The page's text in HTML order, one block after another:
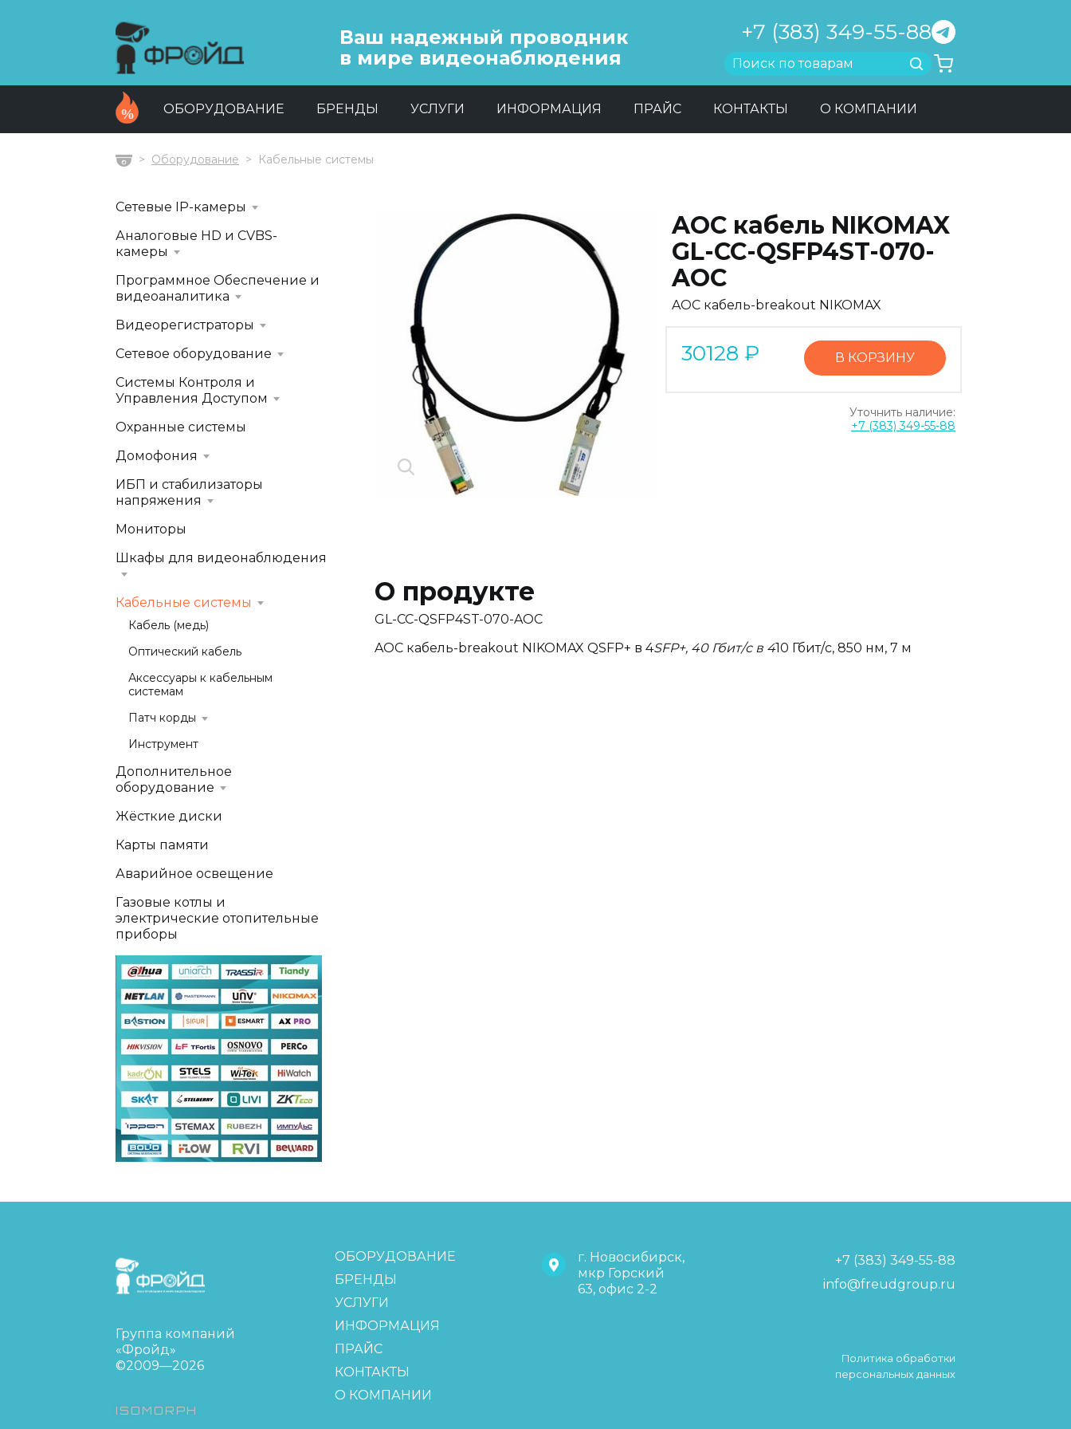
Ваш надежный проводник
в мире видеонаблюдения
+7 (383) 349-55-88
Найти
ОБОРУДОВАНИЕ БРЕНДЫ УСЛУГИ ИНФОРМАЦИЯ ПРАЙС КОНТАКТЫ О КОМПАНИИ
ГлавнаяОборудование Кабельные системы
AOC кабель NIKOMAX
GL-CC-QSFP4ST-070-
AOC
AOC кабель-breakout NIKOMAX
30128 ₽ В КОРЗИНУ
Уточнить наличие:
+7 (383) 349-55-88
О продукте
GL-CC-QSFP4ST-070-AOC
AOC кабель-breakout NIKOMAX QSFP+ в 4SFP+, 40 Гбит/с в 410 Гбит/с, 850 нм, 7 м
Сетевые IP-камеры
Аналоговые HD и CVBS-
камеры
Программное Обеспечение и
видеоаналитика
Видеорегистраторы
Сетевое оборудование
Системы Контроля и
Управления Доступом
Охранные системы
Домофония
ИБП и стабилизаторы
напряжения
Мониторы
Шкафы для видеонаблюдения
Кабельные системы
Кабель (медь)
Оптический кабель
Аксессуары к кабельным
системам
Патч корды
Инструмент
Дополнительное
оборудование
Жёсткие диски
Карты памяти
Аварийное освещение
Газовые котлы и
электрические отопительные
приборы
FreudGroup
Группа компаний
«Фройд»
©2009—2026
ISOMORPH
ОБОРУДОВАНИЕ
БРЕНДЫ
УСЛУГИ
ИНФОРМАЦИЯ
ПРАЙС
КОНТАКТЫ
О КОМПАНИИ
г. Новосибирск,
мкр Горский
63, офис 2-2
+7 (383) 349-55-88
info@freudgroup.ru
Политика обработки
персональных данных